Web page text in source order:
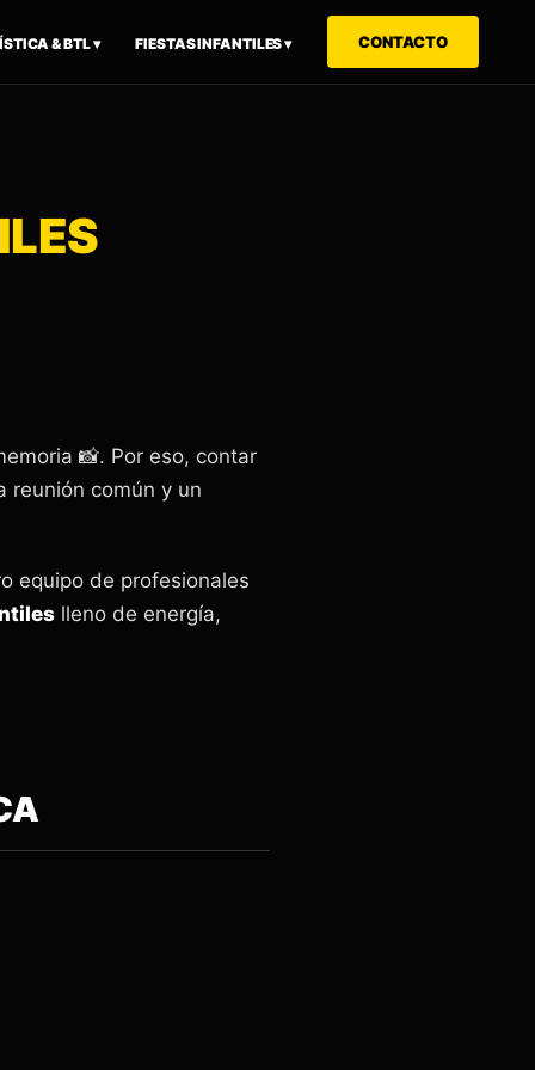
& BTL ▾ FIESTAS INFANTILES ▾ CONTACTO
📸. Por eso, contar
reunión común y un
equipo de profesionales
lleno de energía,